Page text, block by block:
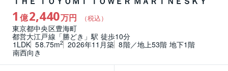
1 億2,440万円 （税込）
東京都中央区豊海町
都営大江戸線「勝どき」駅 徒歩10分
1LDK 58.75m2 2026年11月築 8階／地上53階 地下1階
南西向き